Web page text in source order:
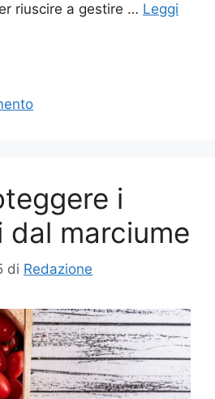
riuscire a gestire … Leggi
i
dal marciume
di Redazione